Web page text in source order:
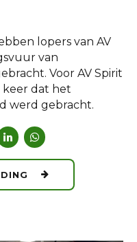
lopers van AV
van
Voor AV Spirit
keer dat het
werd gebracht.